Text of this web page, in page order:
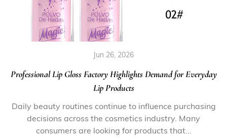
Jun 26, 2026
Professional Lip Gloss Factory Highlights Demand for Everyday
Lip Products
Daily beauty routines continue to influence purchasing
decisions across the cosmetics industry. Many
consumers are looking for products that...